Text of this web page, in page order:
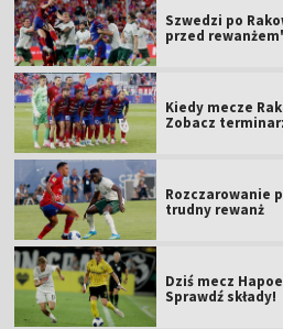
Szwedzi po
przed
Kiedy mecze
Zobacz
Rozczarowanie
trudny rewanż
Dziś mecz
Sprawdź składy!